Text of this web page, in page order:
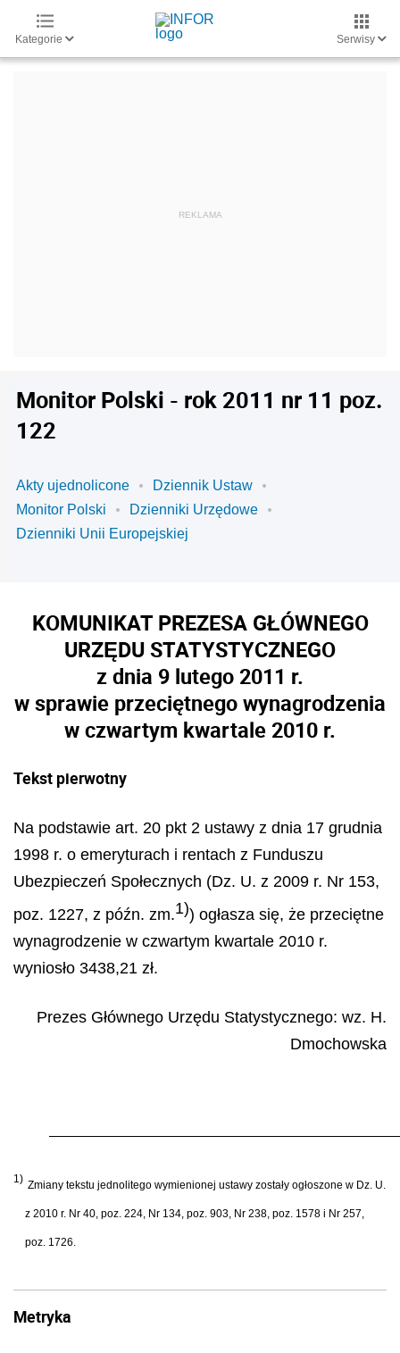
Kategorie Serwisy
Monitor Polski - rok 2011 nr 11 poz.
122
Akty ujednolicone
Dziennik Ustaw
Monitor Polski
Dzienniki Urzędowe
Dzienniki Unii Europejskiej
KOMUNIKAT PREZESA GŁÓWNEGO
URZĘDU STATYSTYCZNEGO
z dnia 9 lutego 2011 r.
w sprawie przeciętnego wynagrodzenia
w czwartym kwartale 2010 r.
Tekst pierwotny
Na podstawie art. 20 pkt 2 ustawy z dnia 17 grudnia
1998 r. o emeryturach i rentach z Funduszu
Ubezpieczeń Społecznych (Dz. U. z 2009 r. Nr 153,
poz. 1227, z późn. zm.1)) ogłasza się, że przeciętne
wynagrodzenie w czwartym kwartale 2010 r.
wyniosło 3438,21 zł.
Prezes Głównego Urzędu Statystycznego: wz. H.
Dmochowska
1) Zmiany tekstu jednolitego wymienionej ustawy zostały ogłoszone w Dz. U.
z 2010 r. Nr 40, poz. 224, Nr 134, poz. 903, Nr 238, poz. 1578 i Nr 257,
poz. 1726.
Metryka